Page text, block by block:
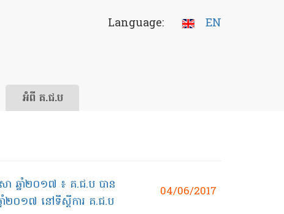
Language: EN
អំពី គ.ជ.ប
ា ឆ្នាំ២០១៧​ ៖ គ.ជ.ប បាន​
ាំ២០១៧ នៅ​ទីស្ដី​ការ​ គ.ជ.ប
04/06/2017